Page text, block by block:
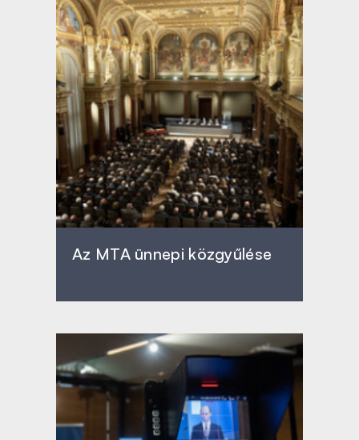
Az MTA ünnepi közgyűlése